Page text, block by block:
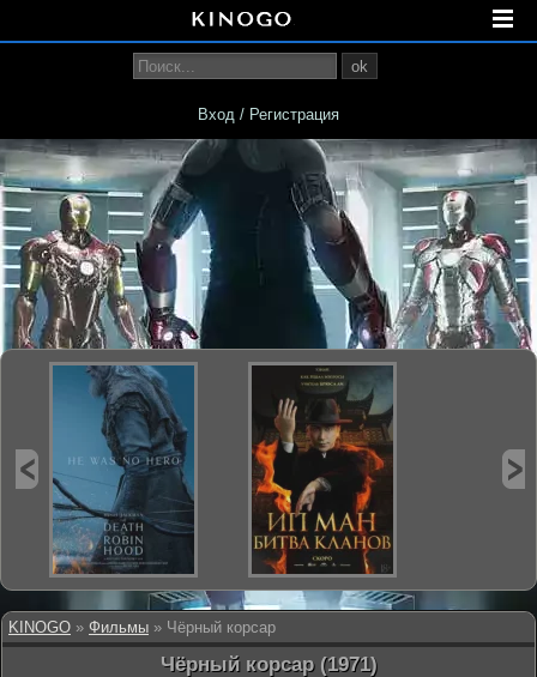
KINOGO » Фильмы » Чёрный корсар
Чёрный корсар (1971)
ok
Вход / Регистрация